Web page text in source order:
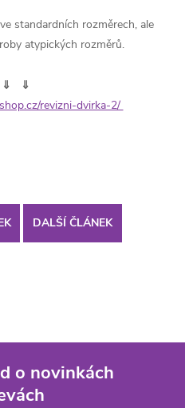
standardních rozměrech, ale
atypických rozměrů.
⇓
revizni-dvirka-2/
DALŠÍ ČLÁNEK
o novinkách